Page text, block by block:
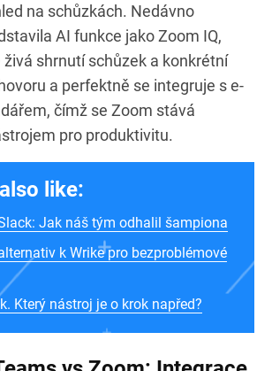
na schůzkách. Nedávno
AI funkce jako Zoom IQ,
shrnutí schůzek a konkrétní
a perfektně se integruje s e-
čímž se Zoom stává
pro produktivitu.
like:
Jak náš tým odhalil šampiona
k Wrike pro bezproblémové
Který nástroj je o krok napřed?